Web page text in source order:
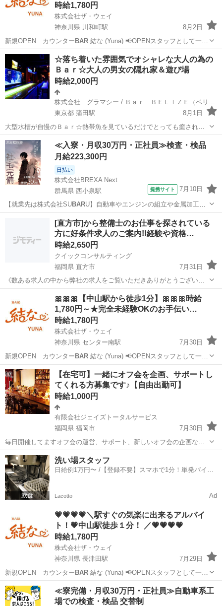
時給1,780円
株式会社ザ・ウェイ
神奈川県 川和町駅
8月2日
新規OPEN カウンター BAR結な (Yuna) 📢OPENスタッフとして一緒
に楽しく働きませんか？ 【😊平均年齢は30代～50代のスタッフばかり
です😊】 【お仕事内容】 カウンター内でドリ...
神奈川 横浜市 川和町駅 その他
☆落ち着いた雰囲気でオシャレな大人の為の
Ｂａｒ☆大人の男女の隠れ家＆遊び場
時給2,000円
株式会社 グラマシー / Ｂａｒ ＢＥＬＩＺＥ（ベリーズ）
東京都 蒲田駅
8月1日
大型水槽が自慢のＢａｒ☆熱帯魚を見ているだけでとっても癒されま
す。 オシャレで落ち着いた雰囲気なので、大人の男女の方にとても好
評です。本格的なＢａｒですが、敷居の低いとてもカジュアルでアッ
トホームなお店です。 蒲田っぽ...
東京 大田区 蒲田駅 その他 大人
≪入寮・月収30万円・正社員≫検査・検品
月給223,300円
日払い
株式会社BREXA Next
群馬県 西小泉駅
提携サイト 7月10日
【就業先は株式会社SUBARU】自動車やエンジンの組立や金属加工！
備品付き寮完備！赴任旅費会社負担★業績賞与＆昇給あり！未経験活
躍中★人気の土日休み！車・バイク・自転車通勤可★《群馬県太田
市・邑楽群》 人気の工場のお仕事 ...
西小泉駅 その他
[直方市]から整備士のお仕事を探されている
方に好条件求人のご案内!!経験や資格…
時給2,650円
クイックコンサルティング
福岡県 直方市
7月31日
《数ある求人の中から弊社の求人をご覧いただきありがとうございま
す!!》 全国に様々な求人を5万件以上取り扱っておりご希望条件やご状
況に応じてマッチしそうな求人をご案内いたします!! 応募前に相談だ
けしてみたい方やどんな求...
スタッフ
🎀🎀🎀【中山駅から徒歩1分】🎀🎀🎀時給
1,780円～★完全未経験OKのお手伝い…
時給1,780円
株式会社ザ・ウェイ
神奈川県 センター南駅
7月30日
新規OPEN カウンター BAR結な (Yuna) 📢OPENスタッフとして一緒
に楽しく働きませんか？ 【😊平均年齢は30代～50代のスタッフばかり
です😊】 【お仕事内容】 カウンター内でドリ...
神奈川 横浜市 センター南駅 その他 スタッフ
【在宅可】一緒にオフ会を企画、サポートし
てくれる方募集です♪【自由出勤可】
時給1,000円
有限会社ジェイズトータルサービス
福岡県 福岡市
7月30日
毎日開催してますオフ会の運営、サポート、新しいオフ会の企画な
ど、一緒に楽しく働きませんか(^-^)？ 楽しく働きながら、たくさんの
方々と出逢え、人脈を広げることができます♪ 副業として是非やって
みませんか😉？ ...
福岡 福岡市 その他
洗い場スタッフ
日給例1万円〜 /【登録不要】スマホで1分！単発バイト
Lacotto Ad
💗💗💗💗＼駅すぐの気楽に出来るアルバイ
ト！💗中山駅徒歩１分！ ／💗💗💗💗
時給1,780円
株式会社ザ・ウェイ
神奈川県 長津田駅
7月29日
新規OPEN カウンターBAR結な (Yuna) 📢OPENスタッフとして一緒
に楽しく働きませんか？ 【😊平均年齢は30代～50代のスタッフばかり
です😊】 【お仕事内容】 カウンター内でドリ...
神奈川 横浜市 長津田駅 その他 スタッフ
≪寮完備・月収30万円・正社員≫自動車系工
場での検査・検品 交替制